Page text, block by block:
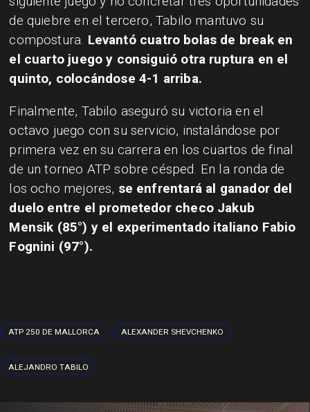
de quiebre en el tercero, Tabilo mantuvo su
compostura. Levantó cuatro bolas de break en
el cuarto juego y consiguió otra ruptura en el
quinto, colocándose 4-1 arriba.
Finalmente, Tabilo aseguró su victoria en el
octavo juego con su servicio, instalándose por
primera vez en su carrera en los cuartos de final
de un torneo ATP sobre césped. En la ronda de
los ocho mejores, se enfrentará al ganador del
duelo entre el prometedor checo Jakub
Mensik (85°) y el experimentado italiano Fabio
Fognini (97°).
ATP 250 DE MALLORCA ALEXANDER SHEVCHENKO
ALEJANDRO TABILO